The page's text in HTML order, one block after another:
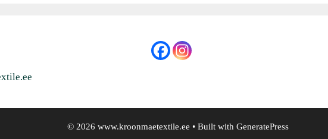
© 2026 www.kroonmaetextile.ee • Built with GeneratePress